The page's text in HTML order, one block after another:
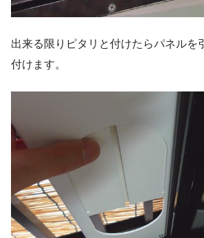
出来る限りピタリと付けたらパネルを
付けます。